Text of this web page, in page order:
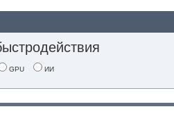
GPU ИИ